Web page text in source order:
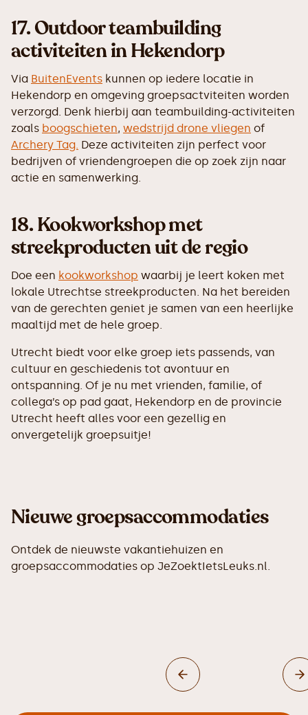
17.Outdoor teambuilding
activiteiten in Hekendorp
Via BuitenEvents kunnen op iedere locatie in
Hekendorp en omgeving groepsactviteiten worden
verzorgd. Denk hierbij aan teambuilding-activiteiten
zoals boogschieten, wedstrijd drone vliegen of
Archery Tag. Deze activiteiten zijn perfect voor
bedrijven of vriendengroepen die op zoek zijn naar
actie en samenwerking.
18.Kookworkshop met
streekproducten uit de regio
Doe een kookworkshop waarbij je leert koken met
lokale Utrechtse streekproducten. Na het bereiden
van de gerechten geniet je samen van een heerlijke
maaltijd met de hele groep.
Utrecht biedt voor elke groep iets passends, van
cultuur en geschiedenis tot avontuur en
ontspanning. Of je nu met vrienden, familie, of
collega’s op pad gaat, Hekendorp en de provincie
Utrecht heeft alles voor een gezellig en
onvergetelijk groepsuitje!
Nieuwe groepsaccommodaties
Ontdek de nieuwste vakantiehuizen en
groepsaccommodaties op JeZoektIetsLeuks.nl.